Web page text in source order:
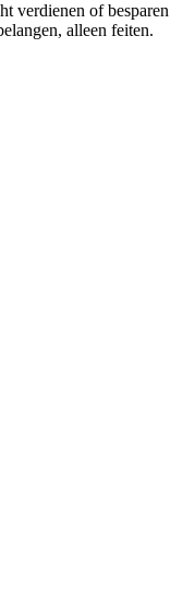
verdienen of besparen
alleen feiten.